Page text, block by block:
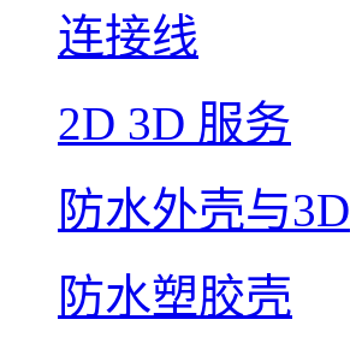
连接线
2D 3D 服务
防水外壳与3D
防水塑胶壳